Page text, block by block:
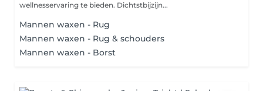
wellnesservaring te bieden. Dichtstbijzijn...
Mannen waxen - Rug
Mannen waxen - Rug & schouders
Mannen waxen - Borst